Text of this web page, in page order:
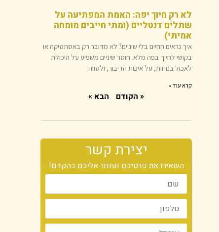
לא רק חיוך יפה: האמת המפתיעה על
שתלים דנטליים (ומתי חייבים מומחה
אמיתי)
איך נראים החיים בלי שיניים? לא מדובר רק באסתטיקה או
בקושי לחייך בפה מלא. חוסר שיניים משפיע על היכולת
לאכול בנוחות, על איכות הדיבור, ולטווח
קרא עוד »
« הקודם הבא »
יצירת קשר
השאירו את פרטיכם ונחזור אליכם בהקדם!